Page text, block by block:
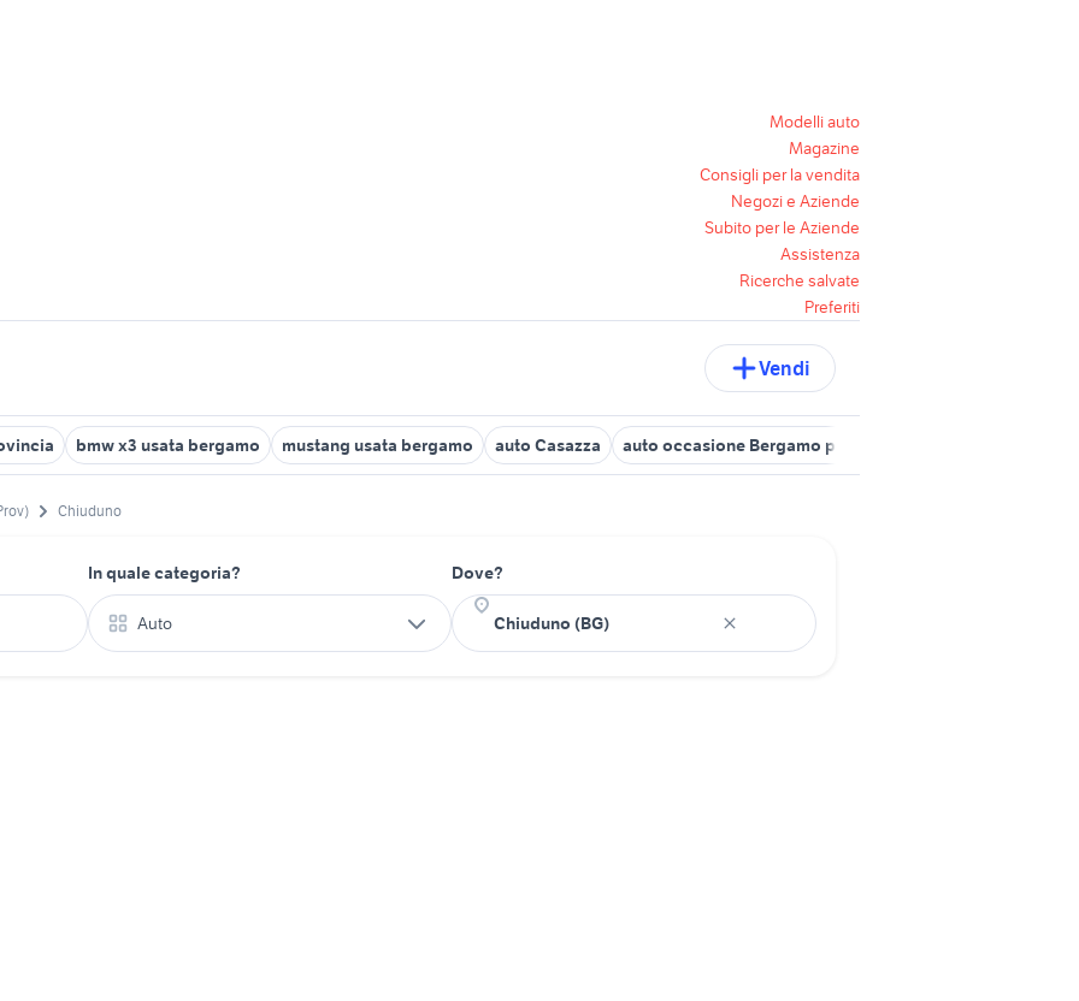
Modelli auto
Magazine
Consigli per la vendita
Negozi e Aziende
Subito per le Aziende
Assistenza
Ricerche salvate
Preferiti
Vendi
bmw x3 usata bergamo mustang usata bergamo auto Casazza auto occasione Bergamo provincia
Chiuduno
In quale categoria?
Auto
Dove?